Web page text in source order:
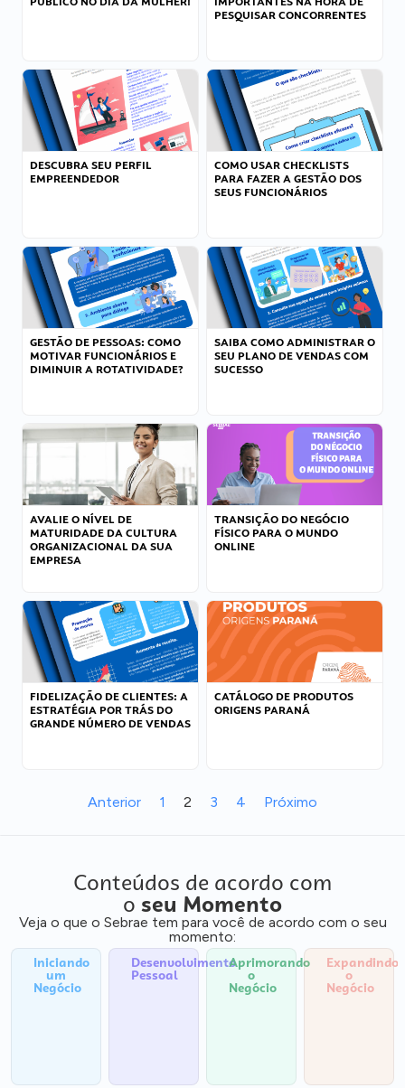
PESQUISAR CONCORRENTES
DESCUBRA SEU PERFIL
EMPREENDEDOR
COMO USAR CHECKLISTS
PARA FAZER A GESTÃO DOS
SEUS FUNCIONÁRIOS
GESTÃO DE PESSOAS: COMO
MOTIVAR FUNCIONÁRIOS E
DIMINUIR A ROTATIVIDADE?
SAIBA COMO ADMINISTRAR O
SEU PLANO DE VENDAS COM
SUCESSO
AVALIE O NÍVEL DE
MATURIDADE DA CULTURA
ORGANIZACIONAL DA SUA
EMPRESA
TRANSIÇÃO DO NEGÓCIO
FÍSICO PARA O MUNDO
ONLINE
FIDELIZAÇÃO DE CLIENTES: A
ESTRATÉGIA POR TRÁS DO
GRANDE NÚMERO DE VENDAS
CATÁLOGO DE PRODUTOS
ORIGENS PARANÁ
Anterior 1 2 3 4 Próximo
Conteúdos de acordo com
o seu Momento
Veja o que o Sebrae tem para você de acordo com o seu
momento:
Iniciando
um
Negócio
Desenvolvimento
Pessoal
Aprimorando
o
Negócio
Expandindo
o
Negócio